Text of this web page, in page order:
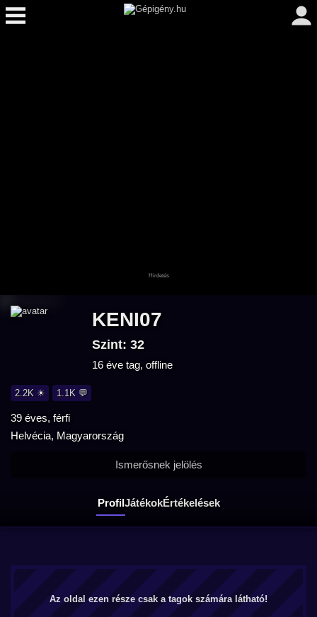
KENI07
Szint: 32
16 éve tag, offline
2.2K ☀ 1.1K 💬
39 éves, férfi
Helvécia, Magyarország
ProfilJátékokÉrtékelések
Ismerősnek jelölés
Az oldal ezen része csak a tagok számára látható!